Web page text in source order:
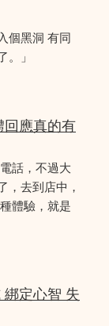
個黑洞 有同
」
回應真的有
話，不過大
，去到店中，
體驗，就是
定心智 失